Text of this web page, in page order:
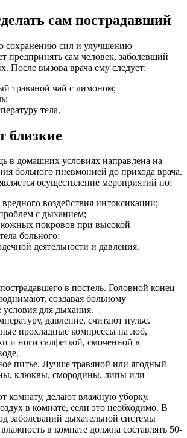
сам пострадавший
сохранению сил и улучшению
предпринять сам человек, заболевший
После вызова врача ему следует:
травяной чай с лимоном;
тела.
близкие
в домашних условиях направлена на
больного пневмонией до прихода врача.
осуществление мероприятий по:
воздействия интоксикации;
с дыханием;
покровов при высокой
больного;
деятельности и давления.
в постель. Головной конец
создавая больному
для дыхания.
давление, считают пульс.
прохладные компрессы на лоб,
и ноги салфеткой, смоченной в
питье. Лучше травяной или ягодный
клюквы, смородины, липы или
комнату, делают влажную уборку.
в комнате, если это необходимо. В
заболеваний дыхательной системы
в комнате должна составлять 50-